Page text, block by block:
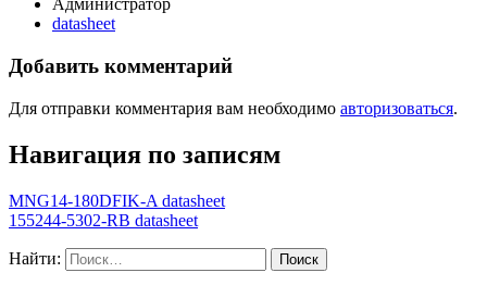
Администратор
datasheet
Добавить комментарий
Для отправки комментария вам необходимо авторизоваться.
Навигация по записям
MNG14-180DFIK-A datasheet
155244-5302-RB datasheet
Найти: